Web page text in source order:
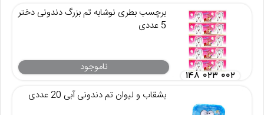
برچسب بطری نوشابه تم بزرگ دندونی دختر
5 عددی
ناموجود
۱۴۸ ۰۲۳ ۰۰۲
بشقاب و لیوان تم دندونی آبی 20 عددی